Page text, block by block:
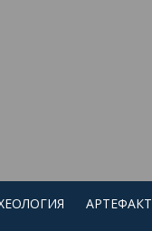
АРТЕФАКТ